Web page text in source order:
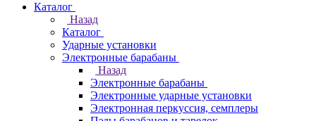
Каталог
Назад
Каталог
Ударные установки
Электронные барабаны
Назад
Электронные барабаны
Электронные ударные установки
Электронная перкуссия, семплеры